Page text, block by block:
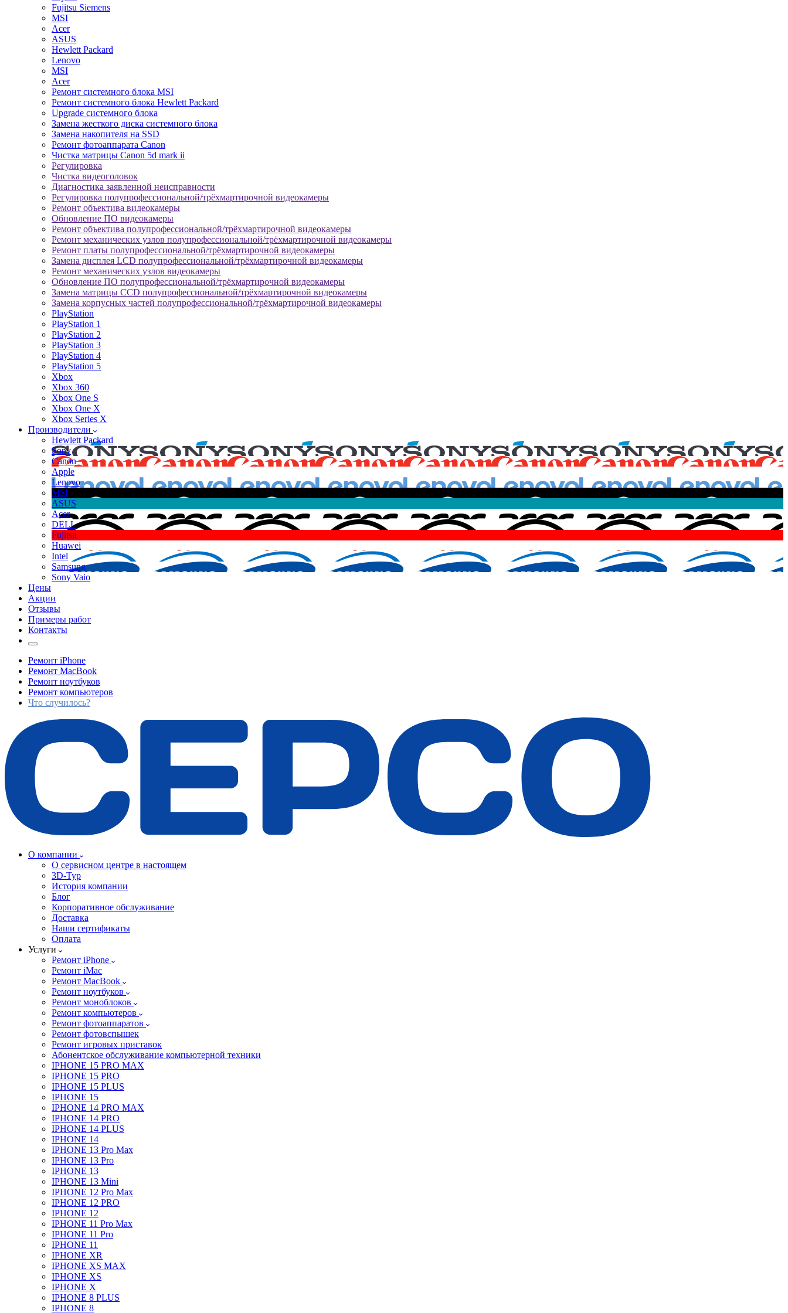
Fujitsu Siemens
MSI
Acer
ASUS
Hewlett Packard
Lenovo
MSI
Acer
Ремонт системного блока MSI
Ремонт системного блока Hewlett Packard
Upgrade системного блока
Замена жесткого диска системного блока
Замена накопителя на SSD
Ремонт фотоаппарата Canon
Чистка матрицы Canon 5d mark ii
Регулировка
Чистка видеоголовок
Диагностика заявленной неисправности
Регулировка полупрофессиональной/трёхмартирочной видеокамеры
Ремонт объектива видеокамеры
Обновление ПО видеокамеры
Ремонт объектива полупрофессиональной/трёхмартирочной видеокамеры
Ремонт механических узлов полупрофессиональной/трёхмартирочной видеокамеры
Ремонт платы полупрофессиональной/трёхмартирочной видеокамеры
Замена дисплея LCD полупрофессиональной/трёхмартирочной видеокамеры
Ремонт механических узлов видеокамеры
Обновление ПО полупрофессиональной/трёхмартирочной видеокамеры
Замена матрицы CCD полупрофессиональной/трёхмартирочной видеокамеры
Замена корпусных частей полупрофессиональной/трёхмартирочной видеокамеры
PlayStation
PlayStation 1
PlayStation 2
PlayStation 3
PlayStation 4
PlayStation 5
Xbox
Xbox 360
Xbox One S
Xbox One X
Xbox Series X
Производители
Hewlett Packard
Sony
Canon
Apple
Lenovo
MSI
ASUS
Acer
DELL
Fujitsu
Huawei
Intel
Samsung
Sony Vaio
Цены
Акции
Отзывы
Примеры работ
Контакты
Ремонт iPhone
Ремонт MacBook
Ремонт ноутбуков
Ремонт компьютеров
Что случилось?
О компании
О сервисном центре в настоящем
3D-Тур
История компании
Блог
Корпоративное обслуживание
Доставка
Наши сертификаты
Оплата
Услуги
Ремонт iPhone
Ремонт iMac
Ремонт MacBook
Ремонт ноутбуков
Ремонт моноблоков
Ремонт компьютеров
Ремонт фотоаппаратов
Ремонт фотовспышек
Ремонт игровых приставок
Абонентское обслуживание компьютерной техники
IPHONE 15 PRO MAX
IPHONE 15 PRO
IPHONE 15 PLUS
IPHONE 15
IPHONE 14 PRO MAX
IPHONE 14 PRO
IPHONE 14 PLUS
IPHONE 14
IPHONE 13 Pro Max
IPHONE 13 Pro
IPHONE 13
IPHONE 13 Mini
IPHONE 12 Pro Max
IPHONE 12 PRO
IPHONE 12
IPHONE 11 Pro Max
IPHONE 11 Pro
IPHONE 11
IPHONE XR
IPHONE XS MAX
IPHONE XS
IPHONE X
IPHONE 8 PLUS
IPHONE 8